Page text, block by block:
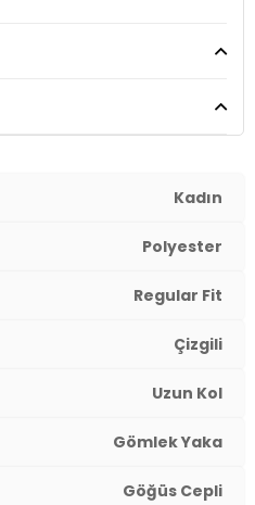
Kadın
Polyester
Regular Fit
Çizgili
Uzun Kol
Gömlek Yaka
Göğüs Cepli